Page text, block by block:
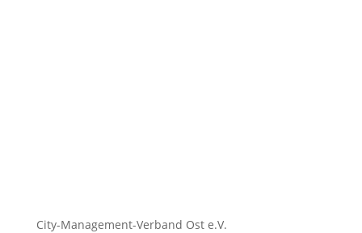
City-Management-Verband Ost e.V.